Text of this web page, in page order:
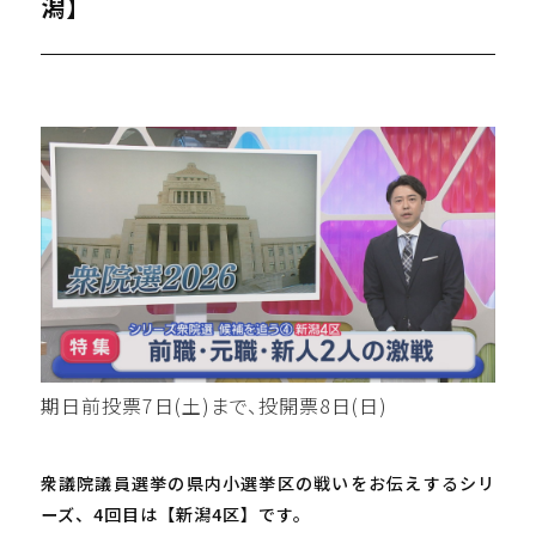
期日前投票7日(土)まで、投開票8日(日)
衆議院議員選挙の県内小選挙区の戦いをお伝えするシリ
ーズ、4回目は【新潟4区】です。